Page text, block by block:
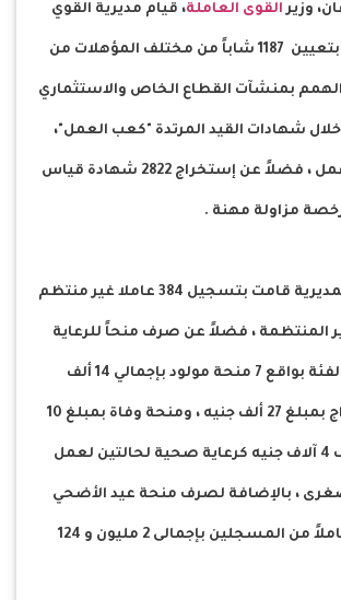
وزير القوى العاملة، قيام مديرية القوي
العاملة بالبحيرة بتعيين 1187 شاباً من مختلف المؤهلات من
ذوي الهمم بمنشآت القطاع الخاص والاستثماري
شهادات القيد المرتدة "كعب العمل"،
وتوفير 10 فرص عمل ، فضلاً عن إستخراج 2822 شهادة قياس
مزاولة مهنة .
وقال الوزير : إن المديرية قامت بتسجيل 384 عاملا غير منتظم
المنتظمة ، فضلاً عن صرف منحاً للرعاية
الاجتماعية لتلك الفئة بواقع 7 منحة مولود بإجمالي 14 ألف
جنيه ، و 9 منح زواج بمبلغ 27 ألف جنيه ، ومنحة وفاة بمبلغ 10
آلاف جنيه ، وصرف 4 آلاف جنيه كرعاية صحية لحالتين لعمل
، بالإضافة لصرف منحة عيد الأضحي
المبارك لـ 4249 عاملاً من المسجلين بإجمالى 2 مليون و 124